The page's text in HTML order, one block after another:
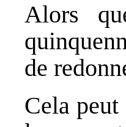
Alors
de
Cela peut